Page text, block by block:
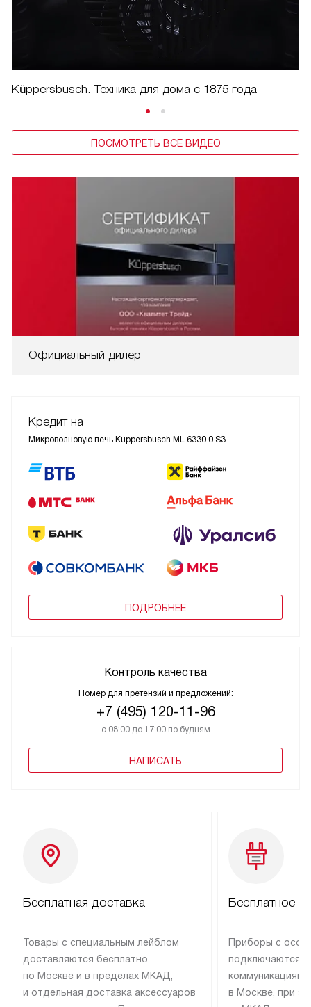
Küppersbusch. Техника для дома с 1875 года
ПОСМОТРЕТЬ ВСЕ ВИДЕО
Официальный дилер
Кредит на
Микроволновую печь Kuppersbusch ML 6330.0 S3
ПОДРОБНЕЕ
Контроль качества
Номер для претензий и предложений:
+7 (495) 120-11-96
с 08:00 до 17:00 по будням
НАПИСАТЬ
Бесплатная доставка
Товары с специальным лейблом
доставляются бесплатно
по Москве и в пределах МКАД,
и отдельная доставка аксессуаров
Бесплатное
Приборы с
подключаются к
коммуникациям
в Москве, при